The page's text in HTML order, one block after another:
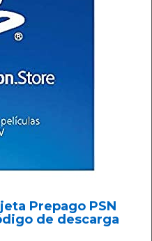
Prepago PSN
de descarga